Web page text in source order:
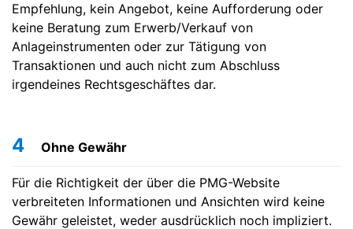
Empfehlung, kein Angebot, keine Aufforderung oder
keine Beratung zum Erwerb/Verkauf von
Anlageinstrumenten oder zur Tätigung von
Transaktionen und auch nicht zum Abschluss
irgendeines Rechtsgeschäftes dar.
4 Ohne Gewähr
Für die Richtigkeit der über die PMG-Website
verbreiteten Informationen und Ansichten wird keine
Gewähr geleistet, weder ausdrücklich noch impliziert.